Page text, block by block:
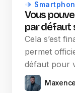
Vous
par défaut
Cela s’est
permet
défaut pour